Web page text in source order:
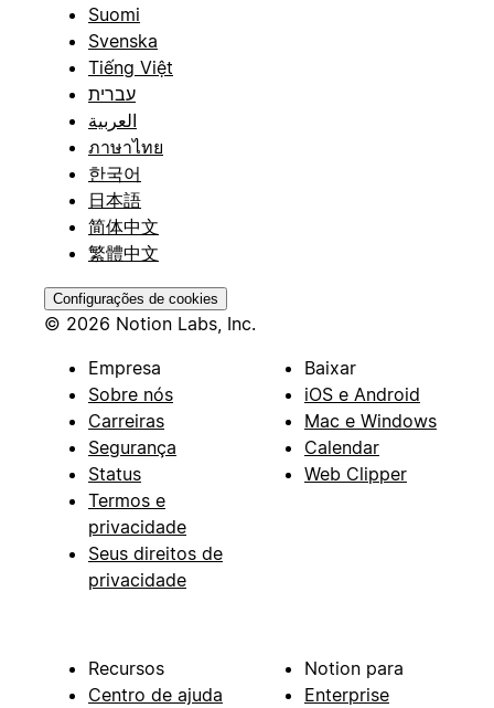
Suomi
Svenska
Tiếng Việt
עברית
العربية
ภาษาไทย
한국어
日本語
简体中文
繁體中文
Configurações de cookies
© 2026 Notion Labs, Inc.
Empresa
Sobre nós
Carreiras
Segurança
Status
Termos e
privacidade
Seus direitos de
privacidade
Baixar
iOS e Android
Mac e Windows
Calendar
Web Clipper
Recursos
Centro de ajuda
Notion para
Enterprise